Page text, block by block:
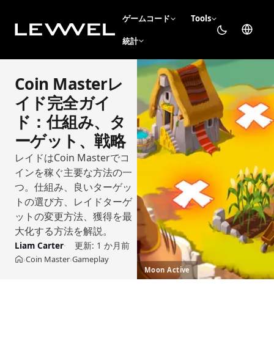
ゲームコード Tools
統計
Coin Masterレ
イド完全ガイ
ド：仕組み、タ
ーゲット、戦略
レイドはCoin Masterでコ
インを稼ぐ主要な方法の一
つ。仕組み、良いターゲッ
トの選び方、レイドターゲ
ットの変更方法、獲得を最
大化する方法を解説。
Liam Carter 更新: 1 か月前
ホーム
›Coin Master›Gameplay
Moon Active